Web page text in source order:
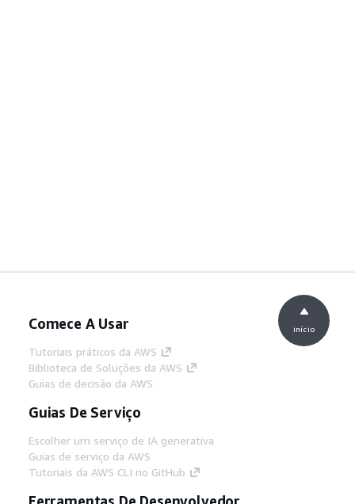
Comece A Usar
Tutoriais práticos da AWS
Biblioteca de Soluções da AWS
Guias de decisão da AWS
Guias De Serviço
Escolher um serviço de IA generativa
Guias de serviço da AWS
Tutoriais da AWS CLI no GitHub
início